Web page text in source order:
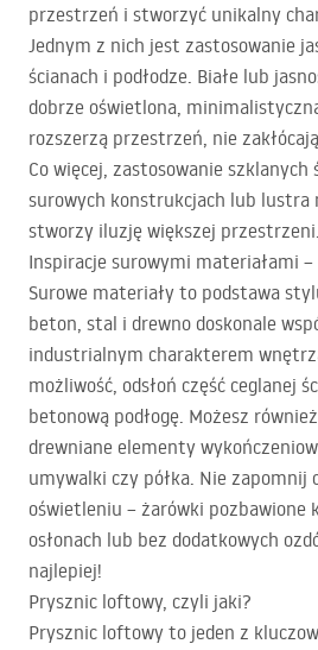
przestrzeń i stworzyć unikalny
Jednym z nich jest zastosowanie
ścianach i podłodze. Białe lub
dobrze oświetlona,
rozszerzą przestrzeń, nie
Co więcej, zastosowanie szklanych
surowych konstrukcjach lub lustra
stworzy iluzję większej przestrzeni.
Inspiracje surowymi materiałami
Surowe materiały to podstawa
beton, stal i drewno doskonale
industrialnym charakterem
możliwość, odsłoń część ceglanej
betonową podłogę. Możesz
drewniane elementy
umywalki czy półka. Nie
oświetleniu – żarówki pozbawione
osłonach lub bez dodatkowych
najlepiej!
Prysznic loftowy, czyli jaki?
Prysznic loftowy to jeden z